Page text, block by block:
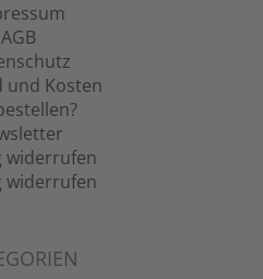
AGB
und Kosten
widerrufen
widerrufen